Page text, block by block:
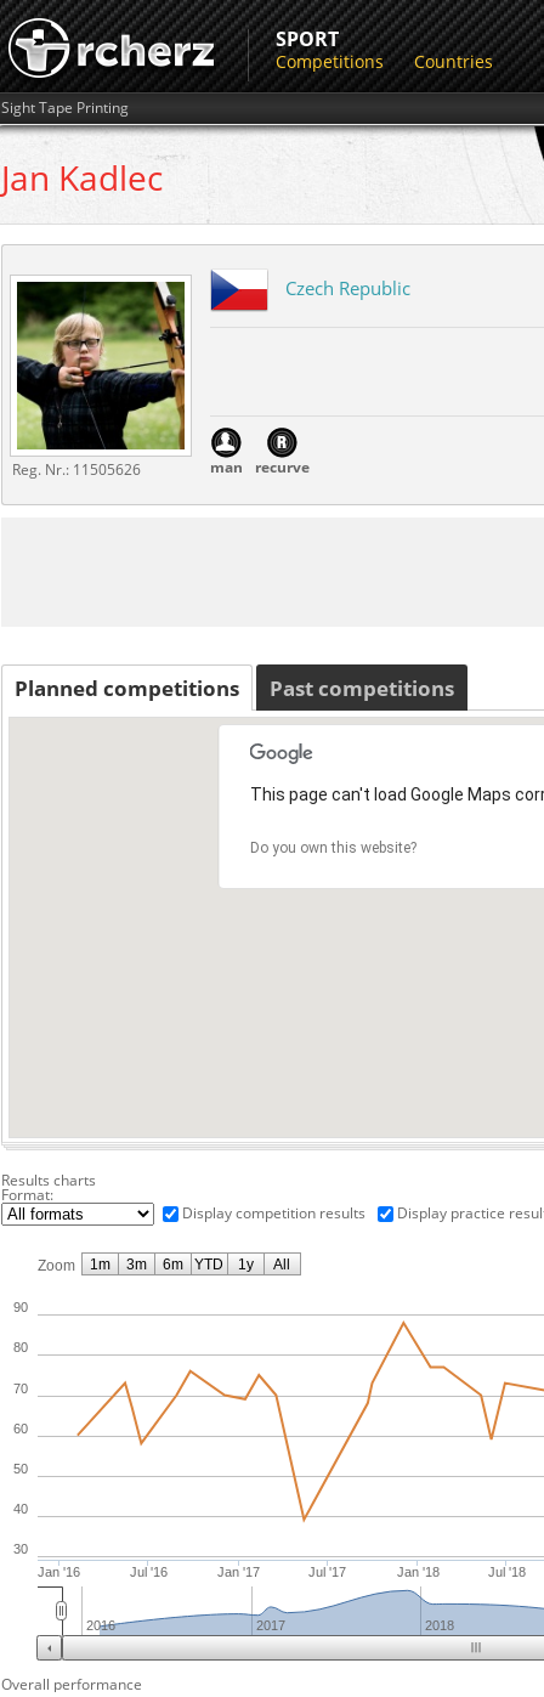
SPORT
Competitions Countries
Sight Tape Printing
Jan Kadlec
Reg. Nr.: 11505626
Czech Republic
man recurve
Planned competitions Past competitions
This page can't load Google Maps
Do you own this website?
Results charts
Format:
Display competition results
Display practice
Zoom
Jan '16 Jul '16 Jan '17 Jul '17 Jan '18 Jul '18
30
40
50
60
70
80
90
2017 2018
2016
1m 3m 6m YTD 1y All
Overall performance